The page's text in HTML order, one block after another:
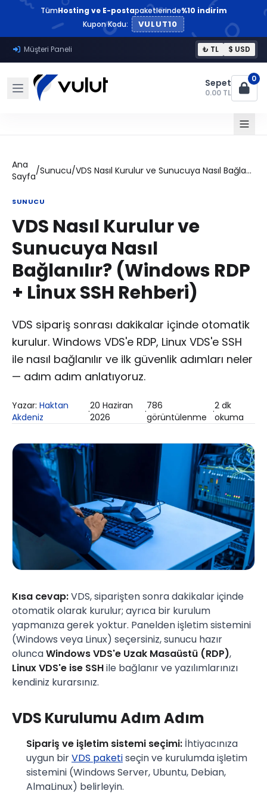
TümHosting ve E-postapaketlerinde%10 indirim
Kupon Kodu:
VULUT10
Müşteri Paneli ₺ TL $ USD
Sepet
0.00 TL
0
Ana
Sayfa/Sunucu/ VDS Nasıl Kurulur ve Sunucuya Nasıl Bağlanılır? (Windows RDP + Linux SSH Rehberi)
SUNUCU
VDS Nasıl Kurulur ve
Sunucuya Nasıl
Bağlanılır? (Windows RDP
+ Linux SSH Rehberi)
VDS sipariş sonrası dakikalar içinde otomatik
kurulur. Windows VDS'e RDP, Linux VDS'e SSH
ile nasıl bağlanılır ve ilk güvenlik adımları neler
— adım adım anlatıyoruz.
Yazar: Haktan
Akdeniz
·20 Haziran
2026
·786
görüntülenme ·2dk
okuma
Kısa cevap:VDS, siparişten sonra dakikalar içinde
otomatik olarak kurulur; ayrıca bir kurulum
yapmanıza gerek yoktur. Panelden işletim sistemini
(Windows veya Linux) seçersiniz, sunucu hazır
oluncaWindows VDS'e Uzak Masaüstü (RDP),
Linux VDS'e ise SSHile bağlanır ve yazılımlarınızı
kendiniz kurarsınız.
VDS Kurulumu Adım Adım
Sipariş ve işletim sistemi seçimi: İhtiyacınıza
uygun birVDS paketiseçin ve kurulumda işletim
sistemini (Windows Server, Ubuntu, Debian,
AlmaLinux) belirleyin.